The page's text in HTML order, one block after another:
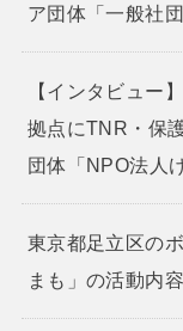
ア団体「一般社
【インタビュー
拠点にTNR・保
団体「NPO法人
東京都足立区の
まも」の活動内